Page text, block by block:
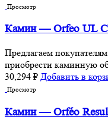
Просмотр
Камин — Orfeo UL
Предлагаем
приобрести каминную
30,294 ₽ Добавить в
Просмотр
Камин — Orféo